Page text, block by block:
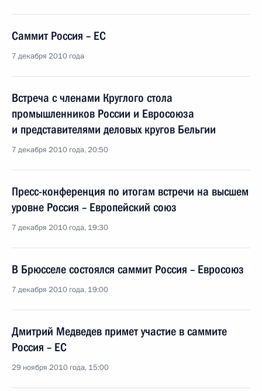
Саммит Россия – ЕC
7 декабря 2010 года
Встреча с членами Круглого стола
промышленников России и Евросоюза
и представителями деловых кругов Бельгии
7 декабря 2010 года, 20:50
Пресс-конференция по итогам встречи на высшем
уровне Россия – Европейский союз
7 декабря 2010 года, 19:30
В Брюсселе состоялся саммит Россия – Евросоюз
7 декабря 2010 года, 19:00
Дмитрий Медведев примет участие в саммите
Россия – ЕС
29 ноября 2010 года, 15:00